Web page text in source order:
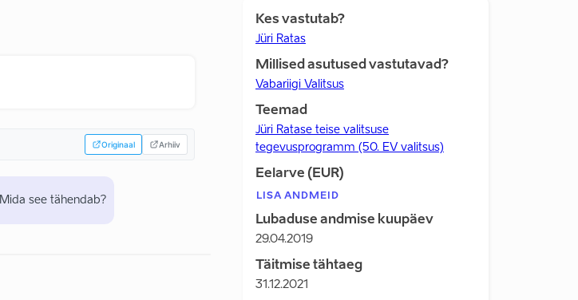
Originaal Arhiiv
Mida see tähendab?
Kes vastutab?
Jüri Ratas
Millised asutused vastutavad?
Vabariigi Valitsus
Teemad
Jüri Ratase teise valitsuse
tegevusprogramm (50. EV valitsus)
Eelarve (EUR)
LISA ANDMEID
Lubaduse andmise kuupäev
29.04.2019
Täitmise tähtaeg
31.12.2021